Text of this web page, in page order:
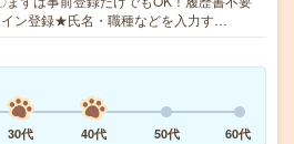
ン登録★氏名・職種などを入力す…
30代 40代 50代 60代